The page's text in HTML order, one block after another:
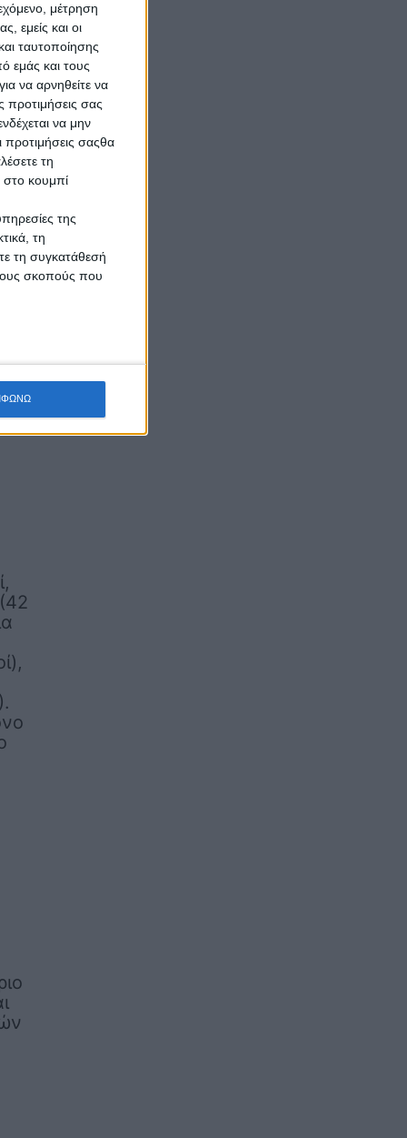
μέτρηση
εμείς και οι
ταυτοποίησης
εμάς και τους
να αρνηθείτε να
προτιμήσεις σας
να μην
προτιμήσεις σαςθα
τη
στο κουμπί
της
τη
τη συγκατάθεσή
σκοπούς που